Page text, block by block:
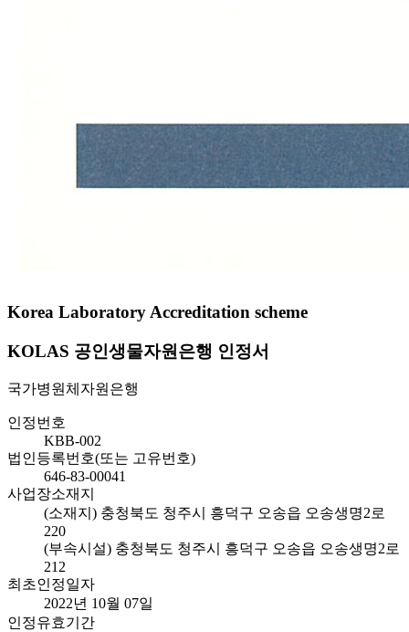
Korea Laboratory Accreditation scheme
KOLAS 공인생물자원은행 인정서
국가병원체자원은행
인정번호
KBB-002
법인등록번호(또는 고유번호)
646-83-00041
사업장소재지
(소재지) 충청북도 청주시 흥덕구 오송읍 오송생명2로
220
(부속시설) 충청북도 청주시 흥덕구 오송읍 오송생명2로
212
최초인정일자
2022년 10월 07일
인정유효기간